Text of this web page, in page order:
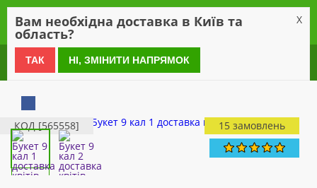
0 800 21 54 55
КОД [565558] 15 замовлень
Вам необхідна доставка в Київ та
область?
X
ТАК НІ, ЗМІНИТИ НАПРЯМОК